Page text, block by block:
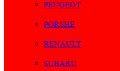
PEUGEOT
PORSHE
RENAULT
SUBARU